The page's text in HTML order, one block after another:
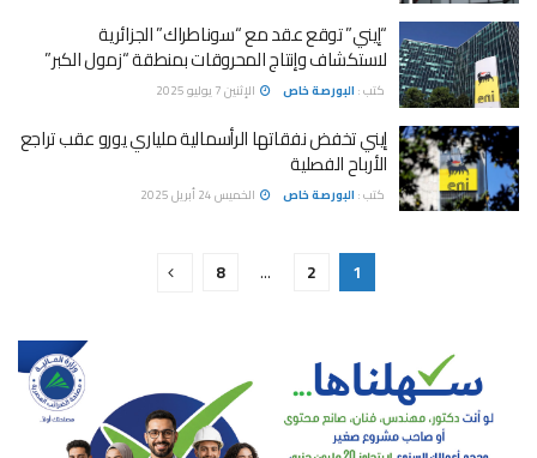
“إيني” توقع عقد مع “سوناطراك” الجزائرية
لاستكشاف وإنتاج المحروقات بمنطقة “زمول الكبر”
كتب : البورصة خاص الإثنين 7 يوليو 2025
إيني تخفض نفقاتها الرأسمالية ملياري يورو عقب تراجع
الأرباح الفصلية
كتب : البورصة خاص الخميس 24 أبريل 2025
1
2
…
8